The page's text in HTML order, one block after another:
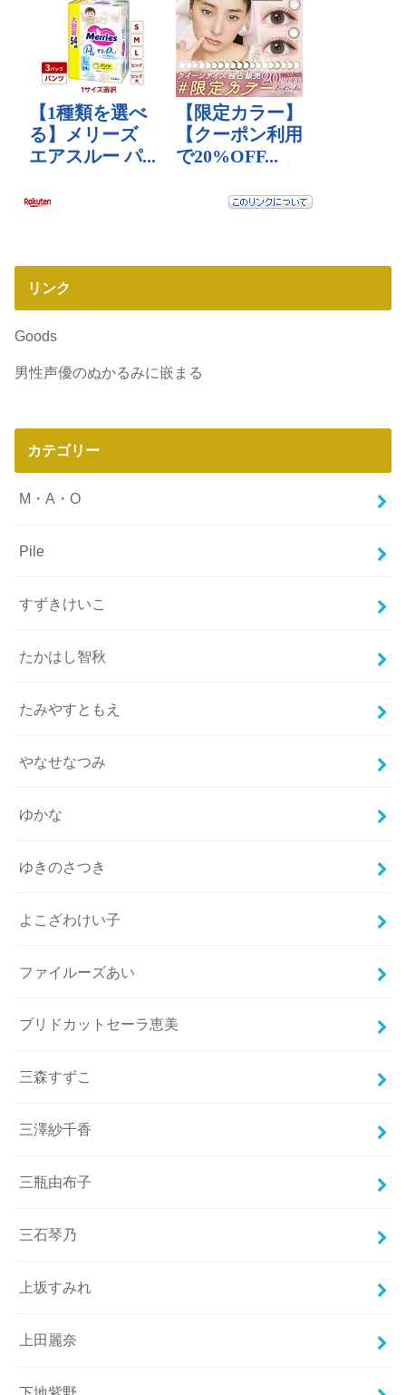
リンク
Goods
男性声優のぬかるみに嵌まる
カテゴリー
M・A・O
Pile
すずきけいこ
たかはし智秋
たみやすともえ
やなせなつみ
ゆかな
ゆきのさつき
よこざわけい子
ファイルーズあい
ブリドカットセーラ恵美
三森すずこ
三澤紗千香
三瓶由布子
三石琴乃
上坂すみれ
上田麗奈